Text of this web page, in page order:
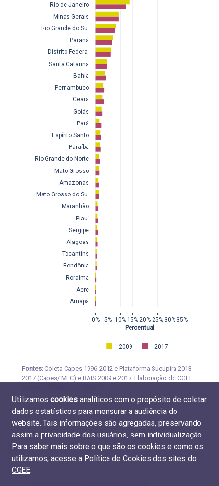
0% 5% 10% 15%20% 25% 30% 35%
Amapá
Acre
Roraima
Rondônia
Tocantins
Alagoas
Sergipe
Piauí
Maranhão
Mato Grosso do Sul
Amazonas
Mato Grosso
Rio Grande do Norte
Paraíba
Espírito Santo
Pará
Goiás
Ceará
Pernambuco
Bahia
Santa Catarina
Distrito Federal
Paraná
Rio Grande do Sul
Minas Gerais
Rio de Janeiro
2009 2017
Percentual
Fontes: Coleta Capes 1996-2012 e Plataforma Sucupira 2013-
2017 (Capes/ MEC) e RAIS 2009 e 2017. Elaboração do CGEE.
Utilizamos cookies analíticos com o propósito de coletar
dados estatísticos para mensurar a audiência do
website. Tais informações são agregadas, preservando
assim a privacidade dos usuários, sem individualização.
Para saber mais sobre o que são os cookies e como os
utilizamos, acesse a Política de Cookies dos sites do
CGEE.